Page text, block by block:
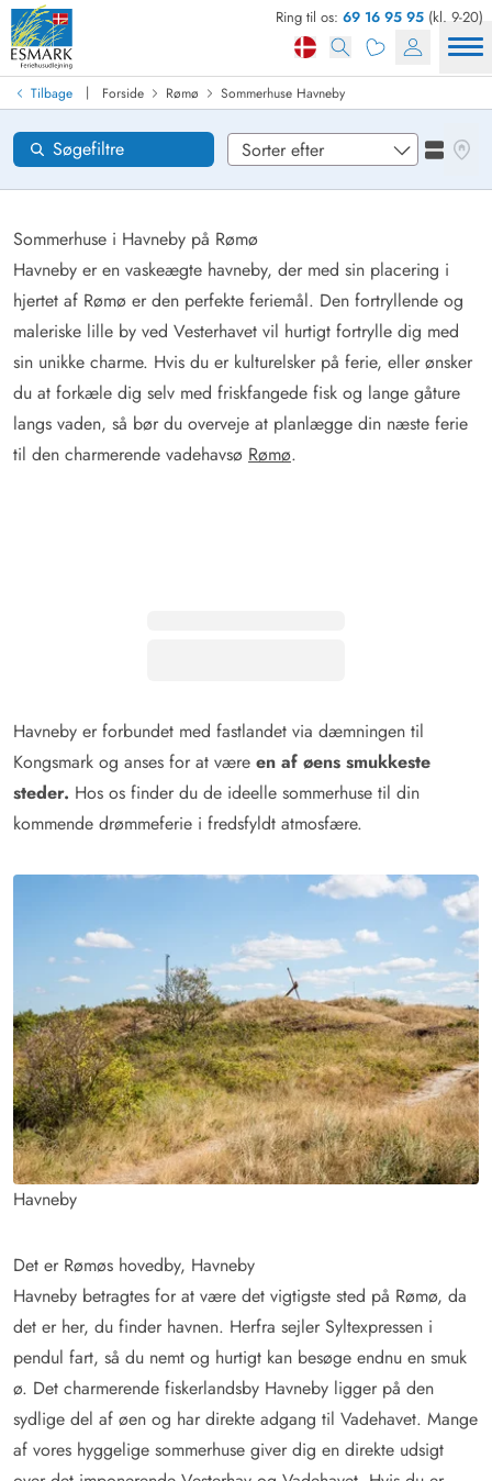
Ring til os: 69 16 95 95 (kl. 9-20)
Tilbage | Forside Rømø Sommerhuse Havneby
Sommerhuse i Havneby på Rømø
Havneby er en vaskeægte havneby, der med sin placering i
hjertet af Rømø er den perfekte feriemål. Den fortryllende og
maleriske lille by ved Vesterhavet vil hurtigt fortrylle dig med
sin unikke charme. Hvis du er kulturelsker på ferie, eller ønsker
du at forkæle dig selv med friskfangede fisk og lange gåture
langs vaden, så bør du overveje at planlægge din næste ferie
til den charmerende vadehavsø Rømø.
Søgefiltre
Se
Find sommerhus
Ankomst
Områder
Ønsker til huset
Loading...
Havneby er forbundet med fastlandet via dæmningen til
Kongsmark og anses for at være en af øens smukkeste
steder. Hos os finder du de ideelle sommerhuse til din
kommende drømmeferie i fredsfyldt atmosfære.
Havneby
Det er Rømøs hovedby, Havneby
Havneby betragtes for at være det vigtigste sted på Rømø, da
det er her, du finder havnen. Herfra sejler Syltexpressen i
pendul fart, så du nemt og hurtigt kan besøge endnu en smuk
ø. Det charmerende fiskerlandsby Havneby ligger på den
sydlige del af øen og har direkte adgang til Vadehavet. Mange
af vores hyggelige sommerhuse giver dig en direkte udsigt